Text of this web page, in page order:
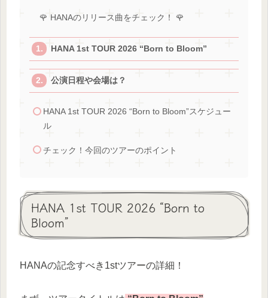
🌹 HANAのリリース曲をチェック！ 🌹
HANA 1st TOUR 2026 “Born to Bloom”
公演日程や会場は？
HANA 1st TOUR 2026 “Born to Bloom”スケジュー
ル
チェック！今回のツアーのポイント
HANA 1st TOUR 2026 “Born to
Bloom”
HANAの記念すべき1stツアーの詳細！